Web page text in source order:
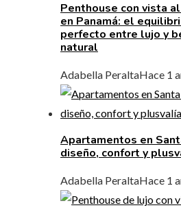
Penthouse con vista
en Panamá: el
perfecto entre lujo y
natural
Adabella PeraltaHace 1
Apartamentos en
diseño, confort y
Adabella PeraltaHace 1